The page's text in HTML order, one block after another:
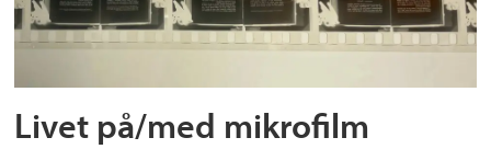
Livet på/med mikrofilm